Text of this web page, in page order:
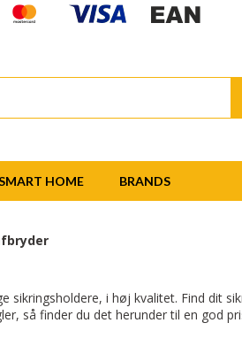
HOME BRANDS
sikringsholdere, i høj kvalitet. Find dit
så finder du det herunder til en god